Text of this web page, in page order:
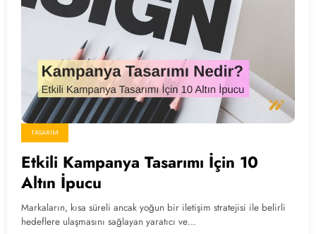
TASARIM
Etkili Kampanya Tasarımı İçin 10
Altın İpucu
Markaların, kısa süreli ancak yoğun bir iletişim stratejisi ile belirli
hedeflere ulaşmasını sağlayan yaratıcı ve…